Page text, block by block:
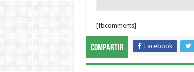
[fbcomments]
Compartir Facebook